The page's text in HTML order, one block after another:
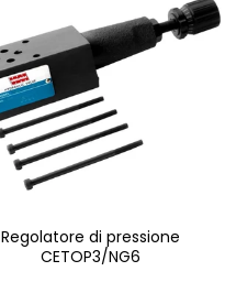
Regolatore di pressione
CETOP3/NG6